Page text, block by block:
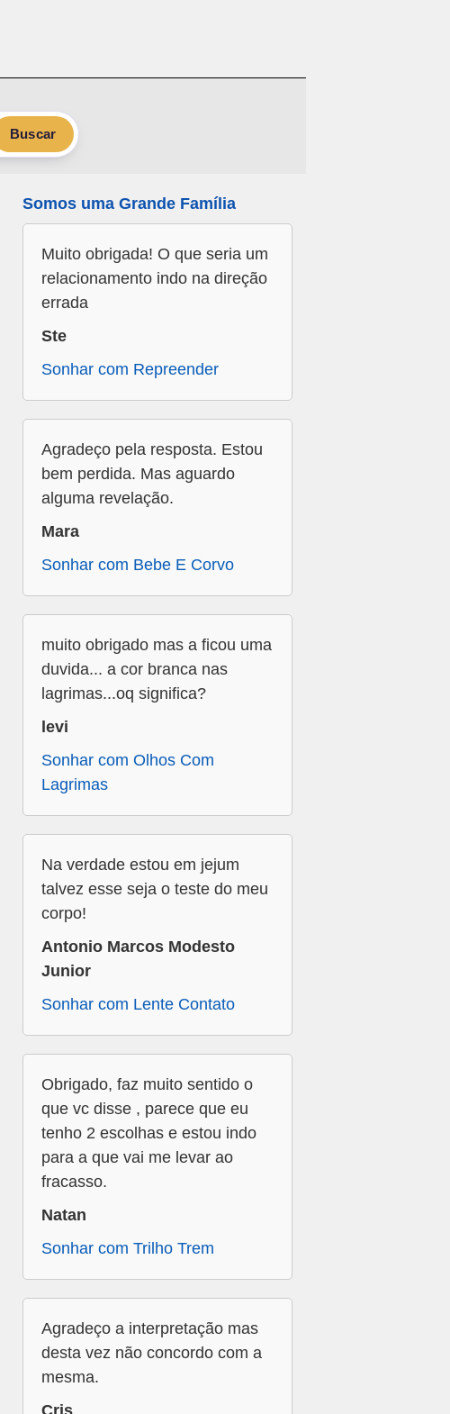
Buscar
Somos uma Grande Família
Muito obrigada! O que seria um
relacionamento indo na direção
errada
Ste
Sonhar com Repreender
Agradeço pela resposta. Estou
bem perdida. Mas aguardo
alguma revelação.
Mara
Sonhar com Bebe E Corvo
muito obrigado mas a ficou uma
duvida... a cor branca nas
lagrimas...oq significa?
levi
Sonhar com Olhos Com
Lagrimas
Na verdade estou em jejum
talvez esse seja o teste do meu
corpo!
Antonio Marcos Modesto
Junior
Sonhar com Lente Contato
Obrigado, faz muito sentido o
que vc disse , parece que eu
tenho 2 escolhas e estou indo
para a que vai me levar ao
fracasso.
Natan
Sonhar com Trilho Trem
Agradeço a interpretação mas
desta vez não concordo com a
mesma.
Cris